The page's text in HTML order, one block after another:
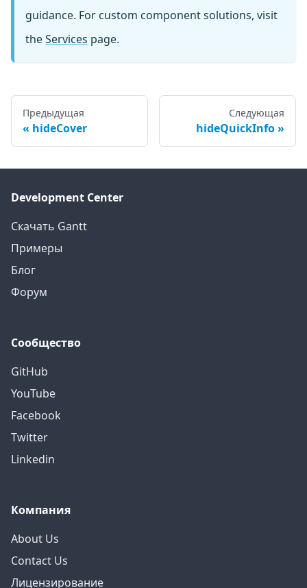
guidance. For custom component solutions, visit
theServices page.
Предыдущая
hideCover
Следующая
hideQuickInfo
Development Center
Скачать Gantt
Примеры
Блог
Форум
Сообщество
GitHub
YouTube
Facebook
Twitter
Linkedin
Компания
About Us
Contact Us
Лицензирование